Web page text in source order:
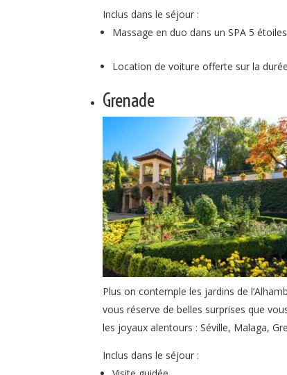
Inclus dans le séjour :
Massage en duo dans un SPA 5
Location de voiture offerte sur la
Grenade
Plus on contemple les jardins de
vous réserve de belles surprises que
les joyaux alentours : Séville, Malaga,
Inclus dans le séjour :